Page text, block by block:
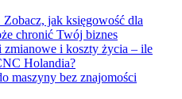
jak księgowość dla
chronić Twój biznes
i koszty życia – ile
Holandia?
maszyny bez znajomości